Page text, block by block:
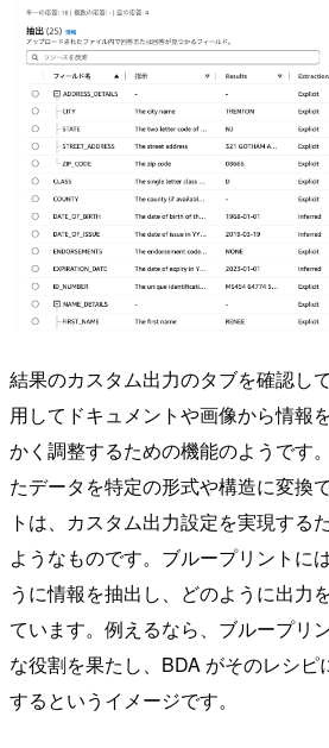
結果のカスタム出力のタブを確認し
用してドキュメントや画像から情報
かく調整するための機能のようです
たデータを特定の形式や構造に変換
トは、カスタム出力設定を実現する
ようなものです。ブループリントに
うに情報を抽出し、どのように出力
ています。例えるなら、ブループリ
な役割を果たし、BDA がそのレシピ
するというイメージです。